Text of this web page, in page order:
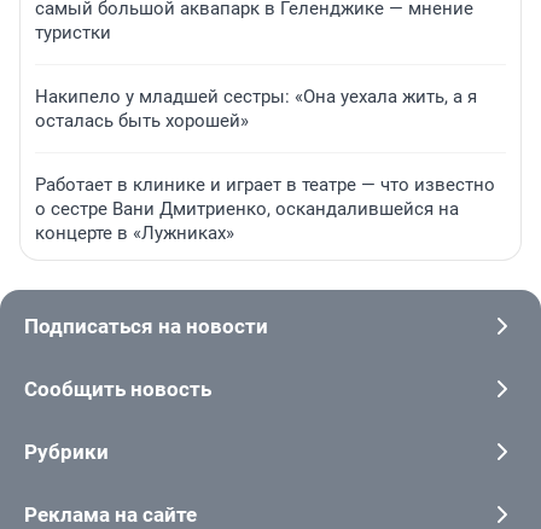
самый большой аквапарк в Геленджике — мнение
туристки
Накипело у младшей сестры: «Она уехала жить, а я
осталась быть хорошей»
Работает в клинике и играет в театре — что известно
о сестре Вани Дмитриенко, оскандалившейся на
концерте в «Лужниках»
Подписаться на новости
Сообщить новость
Рубрики
Реклама на сайте